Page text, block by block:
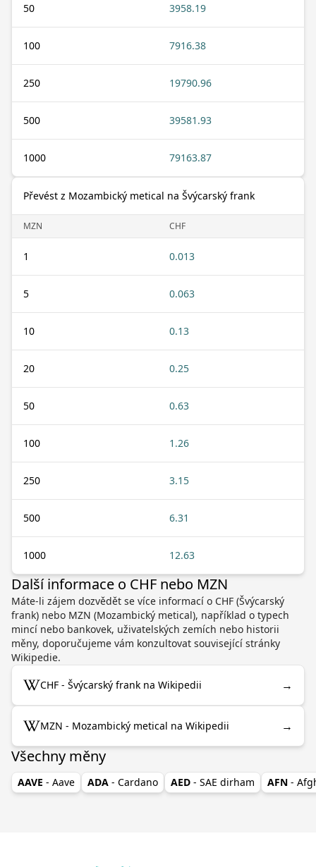
50 3958.19
100 7916.38
250 19790.96
500 39581.93
1000 79163.87
Převést z Mozambický metical na Švýcarský frank
MZN CHF
1 0.013
5 0.063
10 0.13
20 0.25
50 0.63
100 1.26
250 3.15
500 6.31
1000 12.63
Další informace o CHF nebo MZN
Máte-li zájem dozvědět se více informací o CHF (Švýcarský
frank) nebo MZN (Mozambický metical), například o typech
mincí nebo bankovek, uživatelských zemích nebo historii
měny, doporučujeme vám konzultovat související stránky
Wikipedie.
CHF - Švýcarský frank na Wikipedii →
MZN - Mozambický metical na Wikipedii →
Všechny měny
AAVE - Aave ADA - Cardano AED - SAE dirham AFN -